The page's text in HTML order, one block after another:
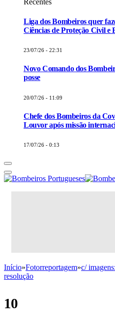
Recentes
Liga dos Bombeiros quer
Ciências de Proteção Civil e
23/07/26 - 22:31
Novo Comando dos
posse
20/07/26 - 11:09
Chefe dos Bombeiros da
Louvor após missão
17/07/26 - 0:13
Início»Fotorreportagem»c/
resolução
10